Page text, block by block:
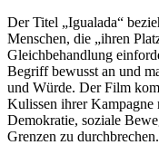
Der Titel „Igualada“
Menschen, die „ihren
Gleichbehandlung
Begriff bewusst an und
und Würde. Der Film
Kulissen ihrer Kampagne
Demokratie, soziale
Grenzen zu durchbrechen.